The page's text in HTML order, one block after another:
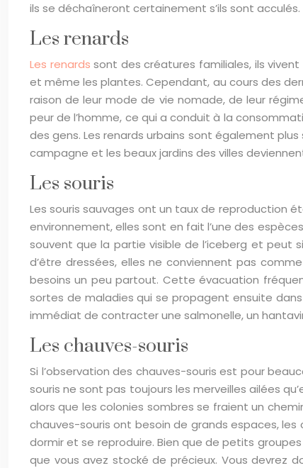
ils se déchaîneront certainement s’ils sont acculés.
Les renards
Les renardssont des créatures familiales, ils
et même les plantes. Cependant, au cours des
raison de leur mode de vie nomade, de leur
peur de l’homme, ce qui a conduit à la
des gens. Les renards urbains sont également
campagne et les beaux jardins des villes
Les souris
Les souris sauvages ont un taux de reproduction
environnement, elles sont en fait l’une des
souvent que la partie visible de l’iceberg et peut
d’être dressées, elles ne conviennent pas
besoins un peu partout. Cette évacuation
sortes de maladies qui se propagent ensuite
immédiat de contracter une salmonelle, un
Les chauves-souris
Si l’observation des chauves-souris est pour
souris ne sont pas toujours les merveilles ailées
alors que les colonies sombres se fraient un
chauves-souris ont besoin de grands espaces,
dormir et se reproduire. Bien que de petits
que vous avez stocké de précieux. Vous devrez